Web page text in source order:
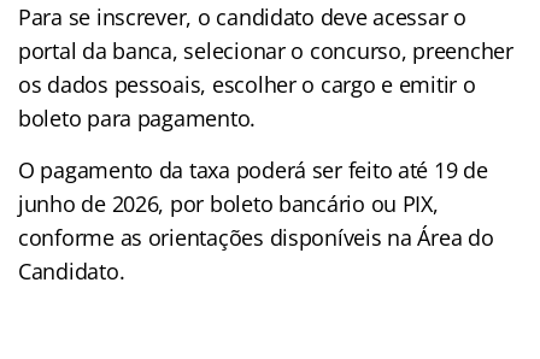
Para se inscrever, o candidato deve acessar o
portal da banca, selecionar o concurso, preencher
os dados pessoais, escolher o cargo e emitir o
boleto para pagamento.
O pagamento da taxa poderá ser feito até 19 de
junho de 2026, por boleto bancário ou PIX,
conforme as orientações disponíveis na Área do
Candidato.